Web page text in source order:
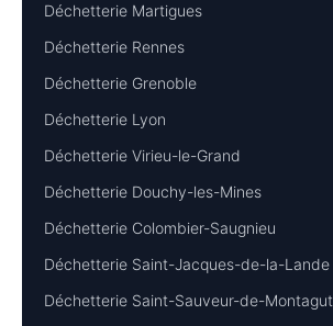
Déchetterie Martigues
Déchetterie Rennes
Déchetterie Grenoble
Déchetterie Lyon
Déchetterie Virieu-le-Grand
Déchetterie Douchy-les-Mines
Déchetterie Colombier-Saugnieu
Déchetterie Saint-Jacques-de-la-Lande
Déchetterie Saint-Sauveur-de-Montagut